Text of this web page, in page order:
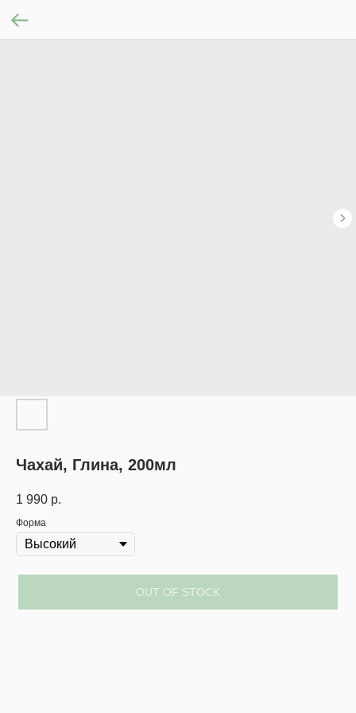
Чахай, Глина, 200мл
1 990 р.
Форма
OUT OF STOCK